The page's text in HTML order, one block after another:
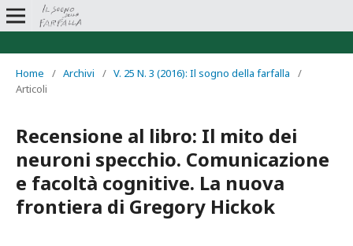
Home / Archivi / V. 25 N. 3 (2016): Il sogno della farfalla
/
Articoli
Recensione al libro: Il mito dei
neuroni specchio. Comunicazione
e facoltà cognitive. La nuova
frontiera di Gregory Hickok